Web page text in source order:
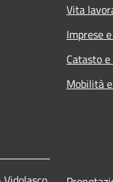
Vita
Imprese
Catasto
Mobilità